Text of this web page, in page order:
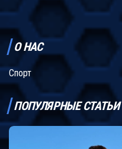
О НАС
Спорт
ПОПУЛЯРНЫЕ СТАТЬИ